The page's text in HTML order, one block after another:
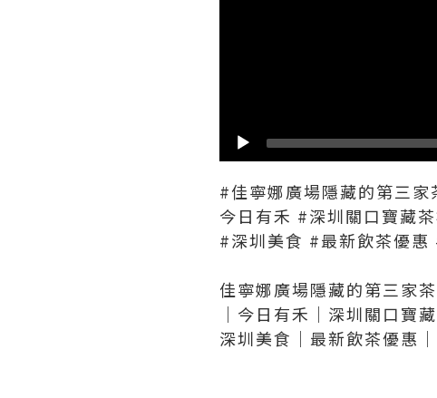
#佳寧娜廣場隱藏的第三
今日有禾 #深圳關口寶藏
#深圳美食 #最新飲茶優
佳寧娜廣場隱藏的第三家
｜今日有禾｜深圳關口寶
深圳美食｜最新飲茶優惠